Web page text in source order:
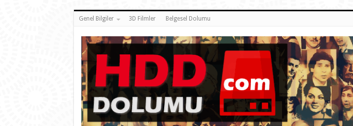
Genel Bilgiler 3D Filmler Belgesel Dolumu